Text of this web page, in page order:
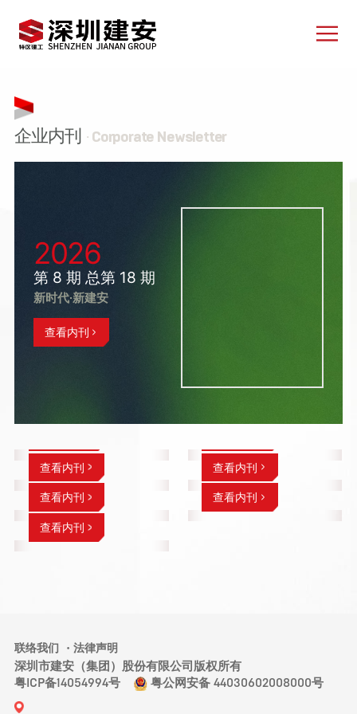
企业内刊 · Corporate Newsletter
2026
第 8 期 总第 18 期
新时代·新建安
查看内刊
查看内刊 查看内刊
查看内刊
查看内刊
查看内刊
查看内刊
查看内刊
查看内刊
查看内刊
查看内刊
联络我们 法律声明
深圳市建安（集团）股份有限公司版权所有
粤ICP备14054994号
粤公网安备 44030602008000号